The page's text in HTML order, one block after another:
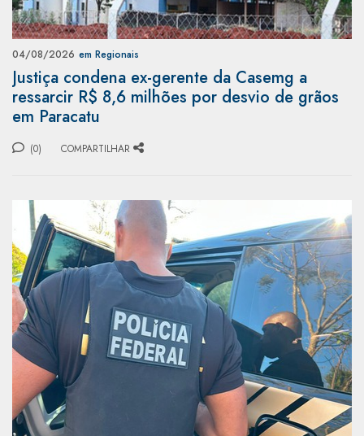
04/08/2026 em Regionais
Justiça condena ex-gerente da Casemg a
ressarcir R$ 8,6 milhões por desvio de grãos
em Paracatu
(0) COMPARTILHAR